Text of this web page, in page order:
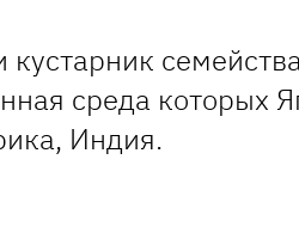
среда которых
Индия.